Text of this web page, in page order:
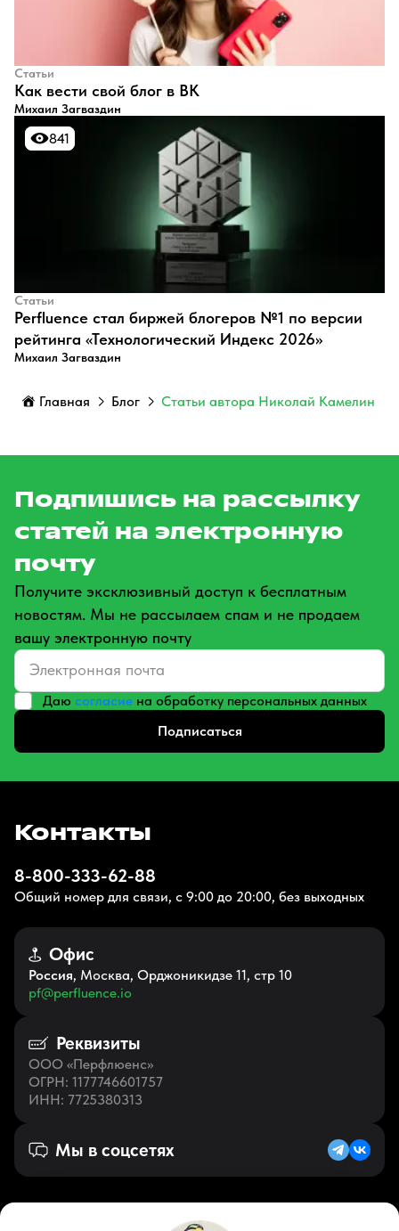
Статьи
​Как вести свой блог в ВК
Михаил Загваздин
841
841
Статьи
Perfluence стал биржей блогеров №1 по версии
рейтинга «Технологический Индекс 2026»
Михаил Загваздин
Главная Блог Статьи автора Николай Камелин
Подпишись на рассылку
статей на электронную
почту
Получите эксклюзивный доступ к бесплатным
новостям. Мы не рассылаем спам и не продаем
вашу электронную почту
Даю согласие на обработку персональных данных
Подписаться
Контакты
8-800-333-62-88
Общий номер для связи, с 9:00 до 20:00, без выходных
Офис
Россия, Москва, Орджоникидзе 11, стр 10
pf@perfluence.io
Реквизиты
ООО «Перфлюенс»
ОГРН: 1177746601757
ИНН: 7725380313
Мы в соцсетях